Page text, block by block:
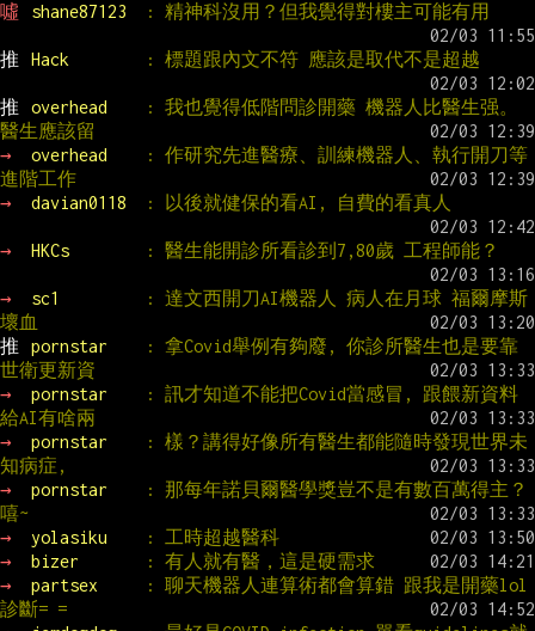
噓
shane87123 : 精神科沒用？但我覺得對樓主可能有用
推 Hack : 標題跟內文不符 應該是取代不是超越
推 overhead
: 我也覺得低階問診開藥 機器人比醫生强。
醫生應該留
→
overhead
: 作研究先進醫療、訓練機器人、執行開刀等
進階工作
→
davian0118 : 以後就健保的看AI, 自費的看真人
→ HKCs : 醫生能開診所看診到7,80歲 工程師能？
→ sc1
: 達文西開刀AI機器人 病人在月球 福爾摩斯
壞血
推
pornstar
: 拿Covid舉例有夠廢, 你診所醫生也是要靠
世衛更新資
→
pornstar
: 訊才知道不能把Covid當感冒, 跟餵新資料
給AI有啥兩
→
pornstar
: 樣？講得好像所有醫生都能隨時發現世界未
知病症,
→
pornstar
: 那每年諾貝爾醫學獎豈不是有數百萬得主？
嘻~
→
yolasiku
: 工時超越醫科
→
bizer
: 有人就有醫，這是硬需求
→
partsex
: 聊天機器人連算術都會算錯 跟我是開藥lol
診斷= =